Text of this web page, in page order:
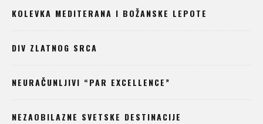
KOLEVKA MEDITERANA I BOŽANSKE LEPOTE
DIV ZLATNOG SRCA
NEURAČUNLJIVI “PAR EXCELLENCE”
NEZAOBILAZNE SVETSKE DESTINACIJE